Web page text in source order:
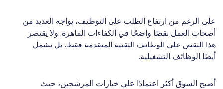
على الرغم من ارتفاع الطلب على التوظيف، يواجه العديد من
أصحاب العمل نقصًا واضحًا في الكفاءات الماهرة. ولا يقتصر
هذا النقص على الوظائف التقنية المتقدمة فقط، بل يشمل
أيضًا الوظائف التشغيلية.
أصبح السوق أكثر اعتمادًا على خيارات المرشحين، حيث